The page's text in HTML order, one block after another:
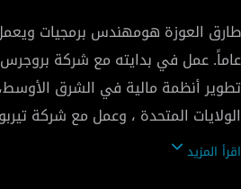
عاماً. عمل في بدايته مع شركة
تطوير أنظمة مالية في الشرق
الولايات المتحدة ، وعمل مع شركة
اقرأ المزيد